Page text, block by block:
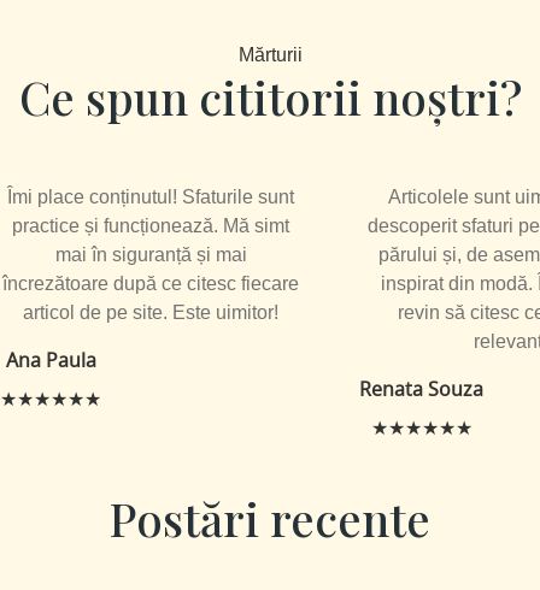
Mărturii
Ce spun cititorii noștri?
Îmi place conținutul! Sfaturile sunt
practice și funcționează. Mă simt
mai în siguranță și mai
încrezătoare după ce citesc fiecare
articol de pe site. Este uimitor!
Ana Paula
★★★★★★
Articolele sunt
descoperit sfaturi
părului și, de
inspirat din modă.
revin să citesc
Renata Souza
★★★★★★
Postări recente